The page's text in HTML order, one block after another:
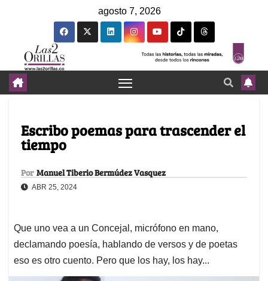
agosto 7, 2026
Escribo poemas para trascender el
tiempo
Por Manuel Tiberio Bermúdez Vasquez
ABR 25, 2024
Que uno vea a un Concejal, micrófono en mano,
declamando poesía, hablando de versos y de poetas
eso es otro cuento. Pero que los hay, los hay...